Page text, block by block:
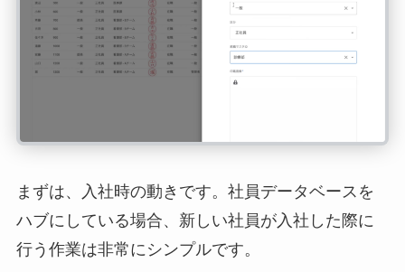
まずは、入社時の動きです。社員データベースを
ハブにしている場合、新しい社員が入社した際に
行う作業は非常にシンプルです。